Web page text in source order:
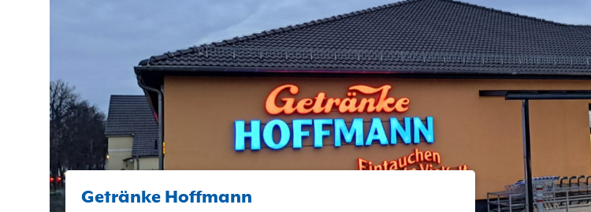
Getränke Hoffmann